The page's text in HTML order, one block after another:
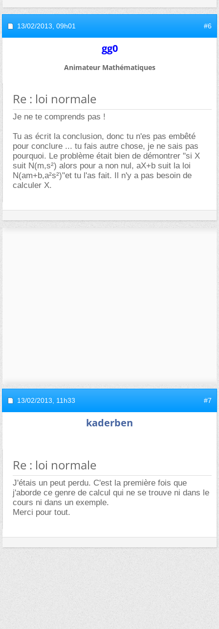
13/02/2013, 09h01 #6
gg0
Animateur Mathématiques
Re : loi normale
Je ne te comprends pas !
Tu as écrit la conclusion, donc tu n'es pas embêté
pour conclure ... tu fais autre chose, je ne sais pas
pourquoi. Le problème était bien de démontrer "si X
suit N(m,s²) alors pour a non nul, aX+b suit la loi
N(am+b,a²s²)"et tu l'as fait. Il n'y a pas besoin de
calculer X.
13/02/2013, 11h33 #7
kaderben
Re : loi normale
J'étais un peut perdu. C'est la première fois que
j'aborde ce genre de calcul qui ne se trouve ni dans le
cours ni dans un exemple.
Merci pour tout.